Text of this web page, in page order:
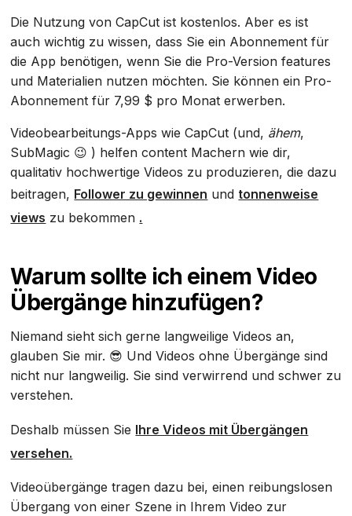
Die Nutzung von CapCut ist kostenlos. Aber es ist
auch wichtig zu wissen, dass Sie ein Abonnement für
die App benötigen, wenn Sie die Pro-Version features
und Materialien nutzen möchten. Sie können ein Pro-
Abonnement für 7,99 $ pro Monat erwerben.
Videobearbeitungs-Apps wie CapCut (und, ähem,
SubMagic 😉 ) helfen content Machern wie dir,
qualitativ hochwertige Videos zu produzieren, die dazu
beitragen, Follower zu gewinnen und tonnenweise
views zu bekommen .
Warum sollte ich einem Video
Übergänge hinzufügen?
Niemand sieht sich gerne langweilige Videos an,
glauben Sie mir. 😎 Und Videos ohne Übergänge sind
nicht nur langweilig. Sie sind verwirrend und schwer zu
verstehen.
Deshalb müssen Sie Ihre Videos mit Übergängen
versehen.
Videoübergänge tragen dazu bei, einen reibungslosen
Übergang von einer Szene in Ihrem Video zur